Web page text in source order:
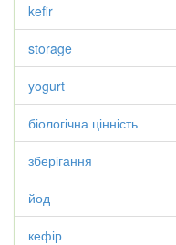
kefir
storage
yogurt
біологічна цінність
зберігання
йод
кефір